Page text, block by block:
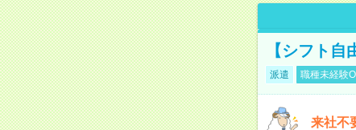
【シフト
派遣 職種未経験
来社不